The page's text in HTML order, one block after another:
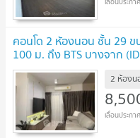
คอนโด 2 ห้องนอน ชั้น 29
100 ม. ถึง BTS บางจาก
2 ห้องน